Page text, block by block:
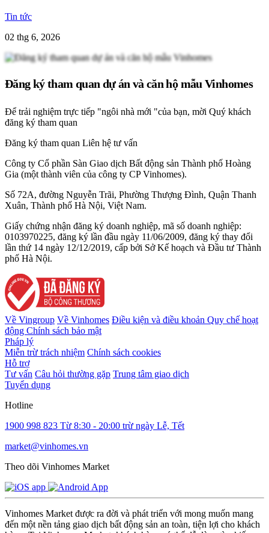
Tin tức
02 thg 6, 2026
Đăng ký tham quan dự án và căn hộ mẫu Vinhomes
Để trải nghiệm trực tiếp "ngôi nhà mới "của bạn, mời Quý khách
đăng ký tham quan
Đăng ký tham quan Liên hệ tư vấn
Công ty Cổ phần Sàn Giao dịch Bất động sản Thành phố Hoàng
Gia (một thành viên của công ty CP Vinhomes).
Số 72A, đường Nguyễn Trãi, Phường Thượng Đình, Quận Thanh
Xuân, Thành phố Hà Nội, Việt Nam.
Giấy chứng nhận đăng ký doanh nghiệp, mã số doanh nghiệp:
0103970225, đăng ký lần đầu ngày 11/06/2009, đăng ký thay đổi
lần thứ 14 ngày 12/12/2019, cấp bởi Sở Kế hoạch và Đầu tư Thành
phố Hà Nội.
Về Vingroup Về Vinhomes Điều kiện và điều khoản Quy chế hoạt
động Chính sách bảo mật
Pháp lý
Miễn trừ trách nhiệm Chính sách cookies
Hỗ trợ
Tư vấn Câu hỏi thường gặp Trung tâm giao dịch
Tuyển dụng
Hotline
1900 998 823 Từ 8:30 - 20:00 trừ ngày Lễ, Tết
market@vinhomes.vn
Theo dõi Vinhomes Market
Vinhomes Market được ra đời và phát triển với mong muốn mang
đến một nền tảng giao dịch bất động sản an toàn, tiện lợi cho khách